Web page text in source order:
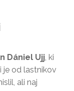
Dániel Ujj, ki
je od lastnikov
ali naj